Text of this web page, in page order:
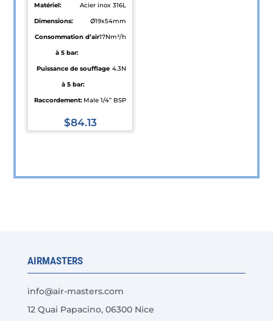
page
du
produit
Matériel:
Acier inox 316L
Dimensions:
Ø19x54mm
Consommation d’air
à 5 bar:
17Nm³/h
Puissance de soufflage
à 5 bar:
4.3N
Raccordement: Male 1/4” BSP
$84.13
être
sur
la
AIRMASTERS
info@air-masters.com
12 Quai Papacino, 06300 Nice